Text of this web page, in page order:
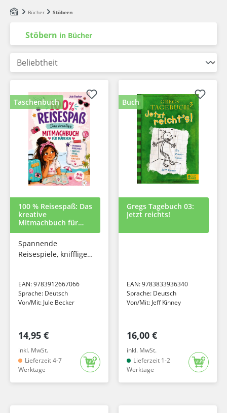
Zum Hauptinhalt springen
Bücher Stöbern
Stöbern in Bücher
Taschenbuch
100 % Reisespaß: Das
kreative
Mitmachbuch für
Mädchen von 8-12
Jahren:
Spannende
Reisespiele, knifflige
perfekte
Beschäftigung für
Urlaub, Autofahrt...
EAN:9783912667066
Sprache: Deutsch
Von/Mit: Jule Becker
14,95 €
inkl. MwSt.
Lieferzeit 4-7
Werktage
Buch
Gregs Tagebuch 03:
Jetzt reichts!
EAN:9783833936340
Sprache: Deutsch
Von/Mit: Jeff Kinney
16,00 €
inkl. MwSt.
Lieferzeit 1-2
Werktage